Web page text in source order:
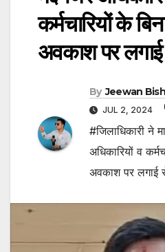
कर्मचारियों के
अवकाश पर
By Jeewan
JUL 2, 2024
#जिलाधिकारी ने
अधिकारियों व
अवकाश पर लगाई